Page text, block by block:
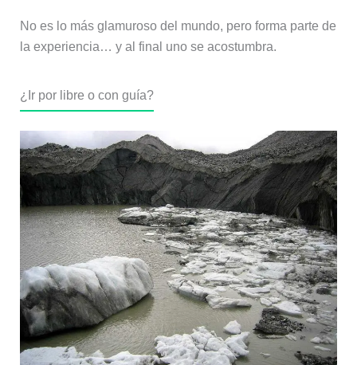
No es lo más glamuroso del mundo, pero forma parte de
la experiencia… y al final uno se acostumbra.
¿Ir por libre o con guía?